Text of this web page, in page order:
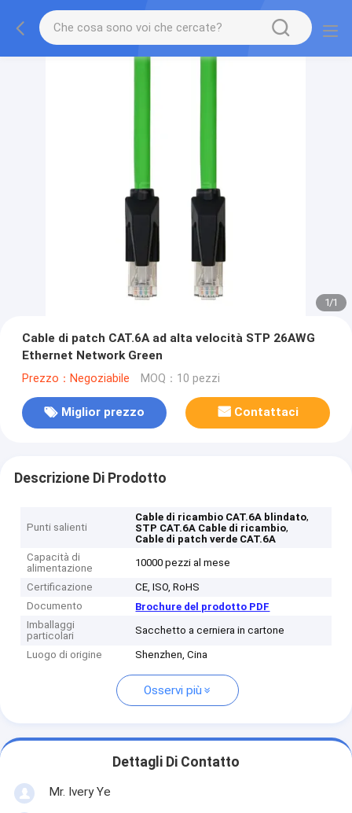
1/1
Cable di patch CAT.6A ad alta velocità STP 26AWG
Ethernet Network Green
Prezzo：Negoziabile MOQ：10 pezzi
Miglior prezzo Contattaci
Descrizione Di Prodotto
Punti salienti
Cable di ricambio CAT.6A blindato,
STP CAT.6A Cable di ricambio,
Cable di patch verde CAT.6A
Capacità di
alimentazione
10000 pezzi al mese
Certificazione
CE, ISO, RoHS
Documento
Brochure del prodotto PDF
Imballaggi
particolari
Sacchetto a cerniera in cartone
Luogo di origine Shenzhen, Cina
Osservi più
Dettagli Di Contatto
Mr. Ivery Ye